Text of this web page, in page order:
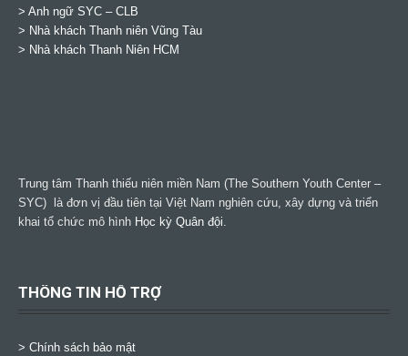
> Anh ngữ SYC – CLB
> Nhà khách Thanh niên Vũng Tàu
> Nhà khách Thanh Niên HCM
Trung tâm Thanh thiếu niên miền Nam (The Southern Youth Center –
SYC) là đơn vị đầu tiên tại Việt Nam nghiên cứu, xây dựng và triển
khai tổ chức mô hình Học kỳ Quân đội.
THÔNG TIN HỖ TRỢ
> Chính sách bảo mật